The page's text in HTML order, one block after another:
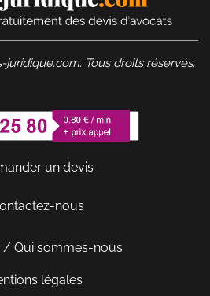
Tous droits réservés.
un devis
nous
/ Qui sommes-nous
légales